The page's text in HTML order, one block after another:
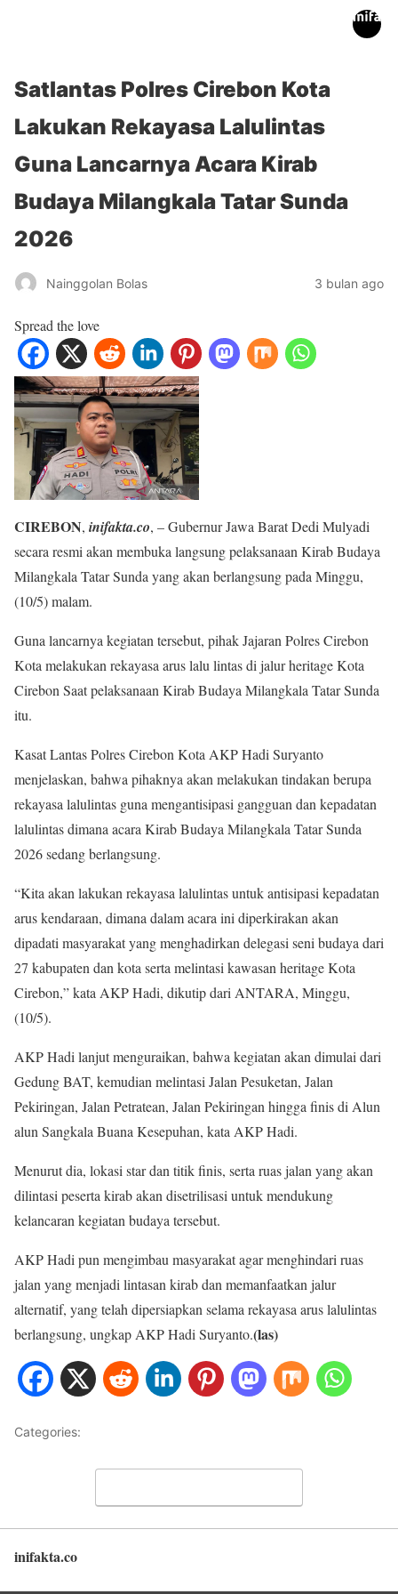
Satlantas Polres Cirebon Kota
Lakukan Rekayasa Lalulintas
Guna Lancarnya Acara Kirab
Budaya Milangkala Tatar Sunda
2026
Nainggolan Bolas 3 bulan ago
Spread the love
CIREBON, inifakta.co, – Gubernur Jawa Barat Dedi Mulyadi
secara resmi akan membuka langsung pelaksanaan Kirab Budaya
Milangkala Tatar Sunda yang akan berlangsung pada Minggu,
(10/5) malam.
Guna lancarnya kegiatan tersebut, pihak Jajaran Polres Cirebon
Kota melakukan rekayasa arus lalu lintas di jalur heritage Kota
Cirebon Saat pelaksanaan Kirab Budaya Milangkala Tatar Sunda
itu.
Kasat Lantas Polres Cirebon Kota AKP Hadi Suryanto
menjelaskan, bahwa pihaknya akan melakukan tindakan berupa
rekayasa lalulintas guna mengantisipasi gangguan dan kepadatan
lalulintas dimana acara Kirab Budaya Milangkala Tatar Sunda
2026 sedang berlangsung.
“Kita akan lakukan rekayasa lalulintas untuk antisipasi kepadatan
arus kendaraan, dimana dalam acara ini diperkirakan akan
dipadati masyarakat yang menghadirkan delegasi seni budaya dari
27 kabupaten dan kota serta melintasi kawasan heritage Kota
Cirebon,” kata AKP Hadi, dikutip dari ANTARA, Minggu,
(10/5).
AKP Hadi lanjut menguraikan, bahwa kegiatan akan dimulai dari
Gedung BAT, kemudian melintasi Jalan Pesuketan, Jalan
Pekiringan, Jalan Petratean, Jalan Pekiringan hingga finis di Alun
alun Sangkala Buana Kesepuhan, kata AKP Hadi.
Menurut dia, lokasi star dan titik finis, serta ruas jalan yang akan
dilintasi peserta kirab akan disetrilisasi untuk mendukung
kelancaran kegiatan budaya tersebut.
AKP Hadi pun mengimbau masyarakat agar menghindari ruas
jalan yang menjadi lintasan kirab dan memanfaatkan jalur
alternatif, yang telah dipersiapkan selama rekayasa arus lalulintas
berlangsung, ungkap AKP Hadi Suryanto.(las)
Categories:
inifakta.co